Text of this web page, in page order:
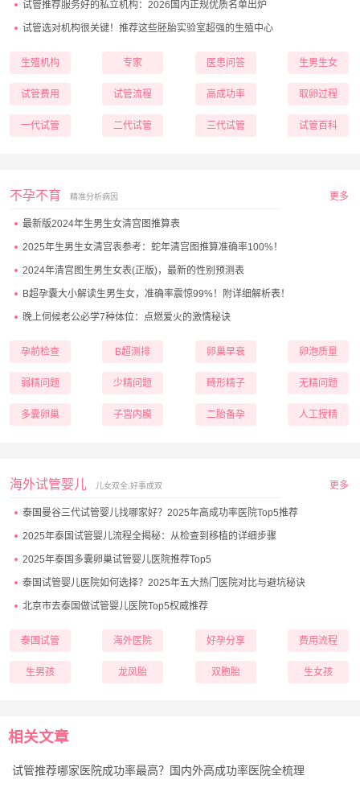
试管推荐服务好的私立机构：2026国内正规优质名单出炉
试管选对机构很关键！推荐这些胚胎实验室超强的生殖中心
生殖机构 专家 医患问答 生男生女
试管费用 试管流程 高成功率 取卵过程
一代试管 二代试管 三代试管 试管百科
不孕不育 精准分析病因 更多
最新版2024年生男生女清宫图推算表
2025年生男生女清宫表参考：蛇年清宫图推算准确率100%！
2024年清宫图生男生女表(正版)，最新的性别预测表
B超孕囊大小解读生男生女，准确率震惊99%！附详细解析表！
晚上伺候老公必学7种体位：点燃爱火的激情秘诀
孕前检查 B超测排 卵巢早衰 卵泡质量
弱精问题 少精问题 畸形精子 无精问题
多囊卵巢 子宫内膜 二胎备孕 人工授精
海外试管婴儿 儿女双全,好事成双 更多
泰国曼谷三代试管婴儿找哪家好？2025年高成功率医院Top5推荐
2025年泰国试管婴儿流程全揭秘：从检查到移植的详细步骤
2025年泰国多囊卵巢试管婴儿医院推荐Top5
泰国试管婴儿医院如何选择？2025年五大热门医院对比与避坑秘诀
北京市去泰国做试管婴儿医院Top5权威推荐
泰国试管 海外医院 好孕分享 费用流程
生男孩 龙凤胎 双胞胎 生女孩
相关文章
试管推荐哪家医院成功率最高？国内外高成功率医院全梳理